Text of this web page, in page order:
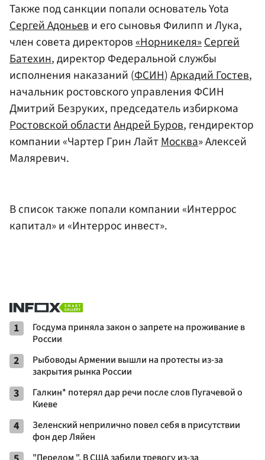
Также под санкции попали основатель Yota
Сергей Адоньеви его сыновья Филипп и Лука,
член совета директоров«Норникеля»Сергей
Батехин, директор Федеральной службы
исполнения наказаний (ФСИН)Аркадий Гостев,
начальник ростовского управления ФСИН
Дмитрий Безруких, председатель избиркома
Ростовской областиАндрей Буров, гендиректор
компании «Чартер Грин ЛайтМосква» Алексей
Маляревич.
В список также попали компании «Интеррос
капитал» и «Интеррос инвест».
1
Госдума приняла закон о запрете на проживание в
России
2
Рыбоводы Армении вышли на протесты из-за
закрытия рынка России
3
Галкин* потерял дар речи после слов Пугачевой о
Киеве
4
Зеленский неприлично повел cебя в присутствии
фон дер Ляйен